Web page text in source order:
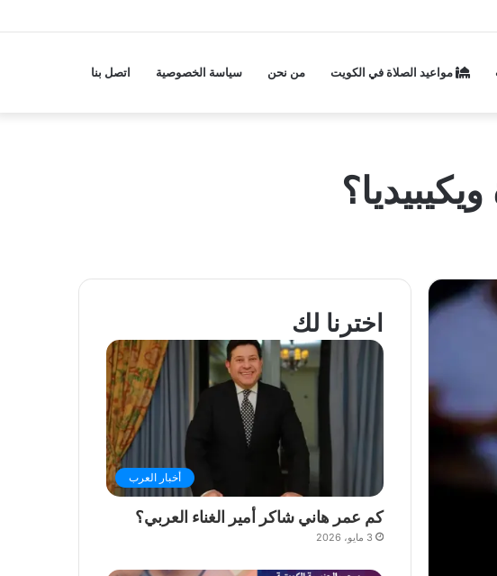
مواعيد الصلاة في الكويت من نحن سياسة الخصوصية اتصل بنا
اخترنا لك
أخبار العرب
كم عمر هاني شاكر أمير الغناء العربي؟
3 مايو، 2026